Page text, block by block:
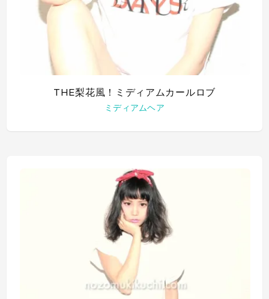
THE梨花風！ミディアムカールロブ
ミディアムヘア